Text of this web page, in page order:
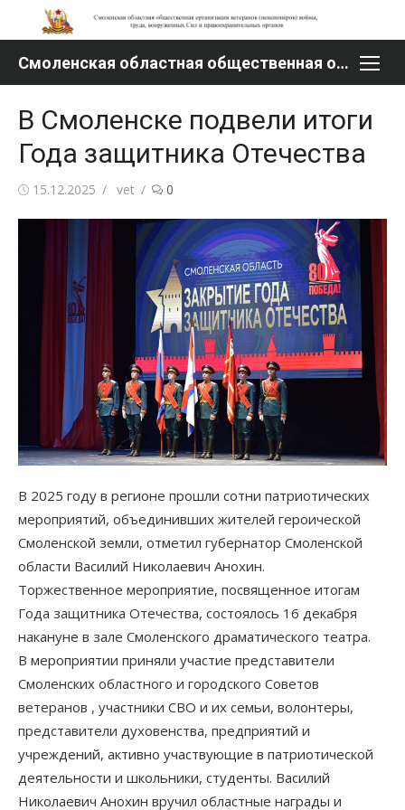
Перейти
содержимому
Смоленская областная общественная организация ветеранов (пенсионеров) войны, труда, вооруженных Сил и правоохранительных органов
В Смоленске подвели итоги
Года защитника Отечества
Опубликовано
15.12.2025 Автор
vet 0
В 2025 году в регионе прошли сотни патриотических
мероприятий, объединивших жителей героической
Смоленской земли, отметил губернатор Смоленской
области Василий Николаевич Анохин.
Торжественное мероприятие, посвященное итогам
Года защитника Отечества, состоялось 16 декабря
накануне в зале Смоленского драматического театра.
В мероприятии приняли участие представители
Смоленских областного и городского Советов
ветеранов , участники СВО и их семьи, волонтеры,
представители духовенства, предприятий и
учреждений, активно участвующие в патриотической
деятельности и школьники, студенты. Василий
Николаевич Анохин вручил областные награды и